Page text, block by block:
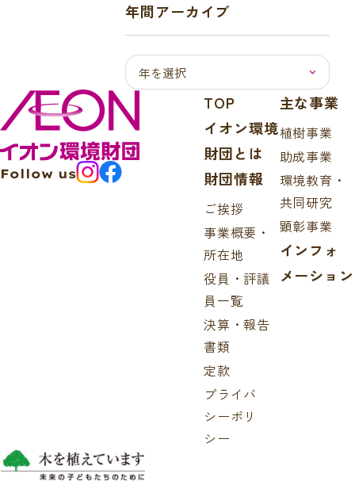
年間アーカイブ
Follow us
TOP
イオン環境
財団とは
財団情報
ご挨拶
事業概要・
所在地
役員・評議
員一覧
決算・報告
書類
定款
プライバ
シーポリ
シー
主な事業
植樹事業
助成事業
環境教育・
共同研究
顕彰事業
インフォ
メーション